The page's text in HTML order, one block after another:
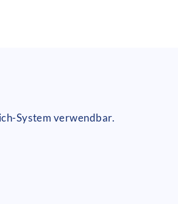
System verwendbar.